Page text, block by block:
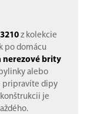
z kolekcie
po domácu
nerezové brity
alebo
pripravíte dipy
je